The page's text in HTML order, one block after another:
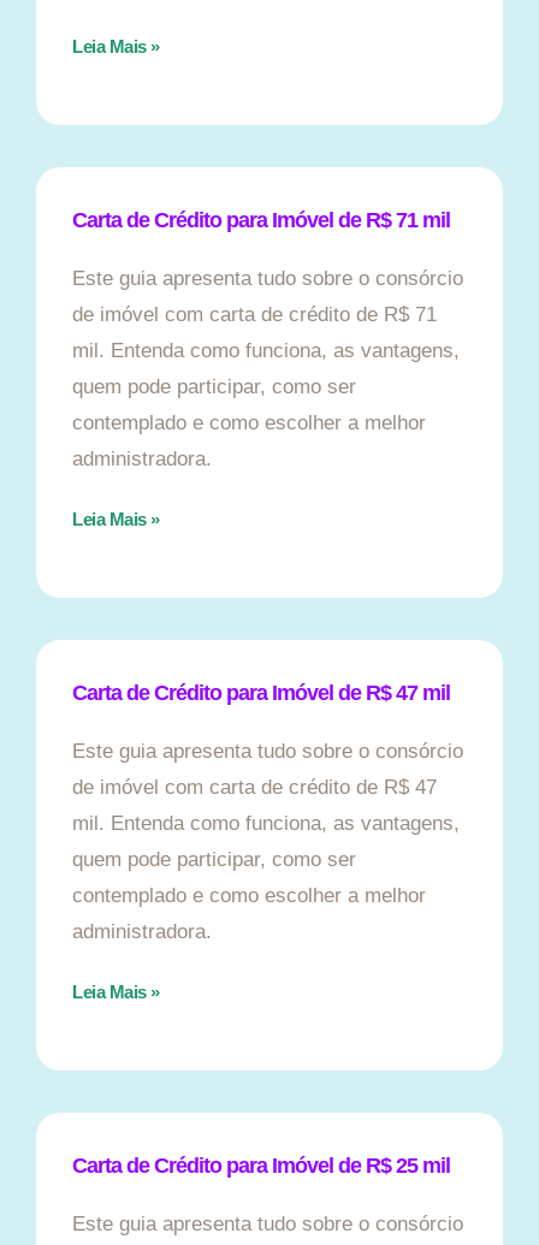
Leia Mais »
Carta de Crédito para Imóvel de R$ 71 mil
Este guia apresenta tudo sobre o consórcio
de imóvel com carta de crédito de R$ 71
mil. Entenda como funciona, as vantagens,
quem pode participar, como ser
contemplado e como escolher a melhor
administradora.
Leia Mais »
Carta de Crédito para Imóvel de R$ 47 mil
Este guia apresenta tudo sobre o consórcio
de imóvel com carta de crédito de R$ 47
mil. Entenda como funciona, as vantagens,
quem pode participar, como ser
contemplado e como escolher a melhor
administradora.
Leia Mais »
Carta de Crédito para Imóvel de R$ 25 mil
Este guia apresenta tudo sobre o consórcio